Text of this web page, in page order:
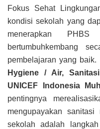
Fokus Sehat
kondisi sekolah yang
menerapkan
bertumbuhkembang
pembelajaran yang baik.
Hygiene / Air,
UNICEF Indonesia
pentingnya
mengupayakan
sekolah adalah